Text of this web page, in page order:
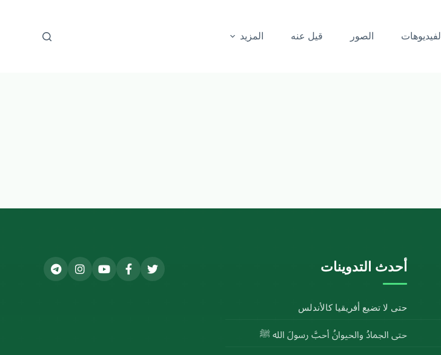
الفيديوهات الصور قيل عنه المزيد
أحدث التدوينات
حتى لا تضيع أفريقيا كالأندلس
حتى الجمادُ والحيوانُ أحبَّ رسولَ الله ﷺ